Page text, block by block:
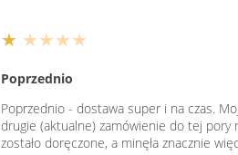
★ ★★★★
Poprzednio
Poprzednio - dostawa super i na czas.
drugie (aktualne) zamówienie do tej pory
zostało doręczone, a minęła znacznie